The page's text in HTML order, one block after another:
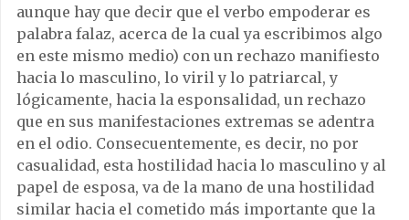
aunque hay que decir que el verbo empoderar es
palabra falaz, acerca de la cual ya escribimos algo
en este mismo medio) con un rechazo manifiesto
hacia lo masculino, lo viril y lo patriarcal, y
lógicamente, hacia la esponsalidad, un rechazo
que en sus manifestaciones extremas se adentra
en el odio. Consecuentemente, es decir, no por
casualidad, esta hostilidad hacia lo masculino y al
papel de esposa, va de la mano de una hostilidad
similar hacia el cometido más importante que la